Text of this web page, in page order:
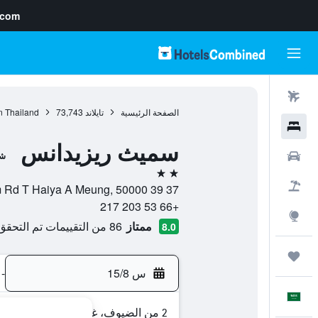
الصفحة الرئيسية تايلاند 73,743
Thailand
سميث ريزيدانس
2 نجمتين
37 39 Nuntharam Rd T Haiya A Meung, 50000, شيانج ماي, محافظة شيانغ ماي, تايلاند
+66 53 203 217
8.0 ممتاز 86 من التقييمات تم التحقق منها
س 15/8 -
2 من الضيوف، غرفة واحدة